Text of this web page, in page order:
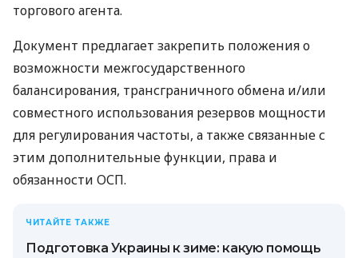
торгового агента.
Документ предлагает закрепить положения о
возможности межгосударственного
балансирования, трансграничного обмена и/или
совместного использования резервов мощности
для регулирования частоты, а также связанные с
этим дополнительные функции, права и
обязанности ОСП.
ЧИТАЙТЕ ТАКЖЕ
Подготовка Украины к зиме: какую помощь